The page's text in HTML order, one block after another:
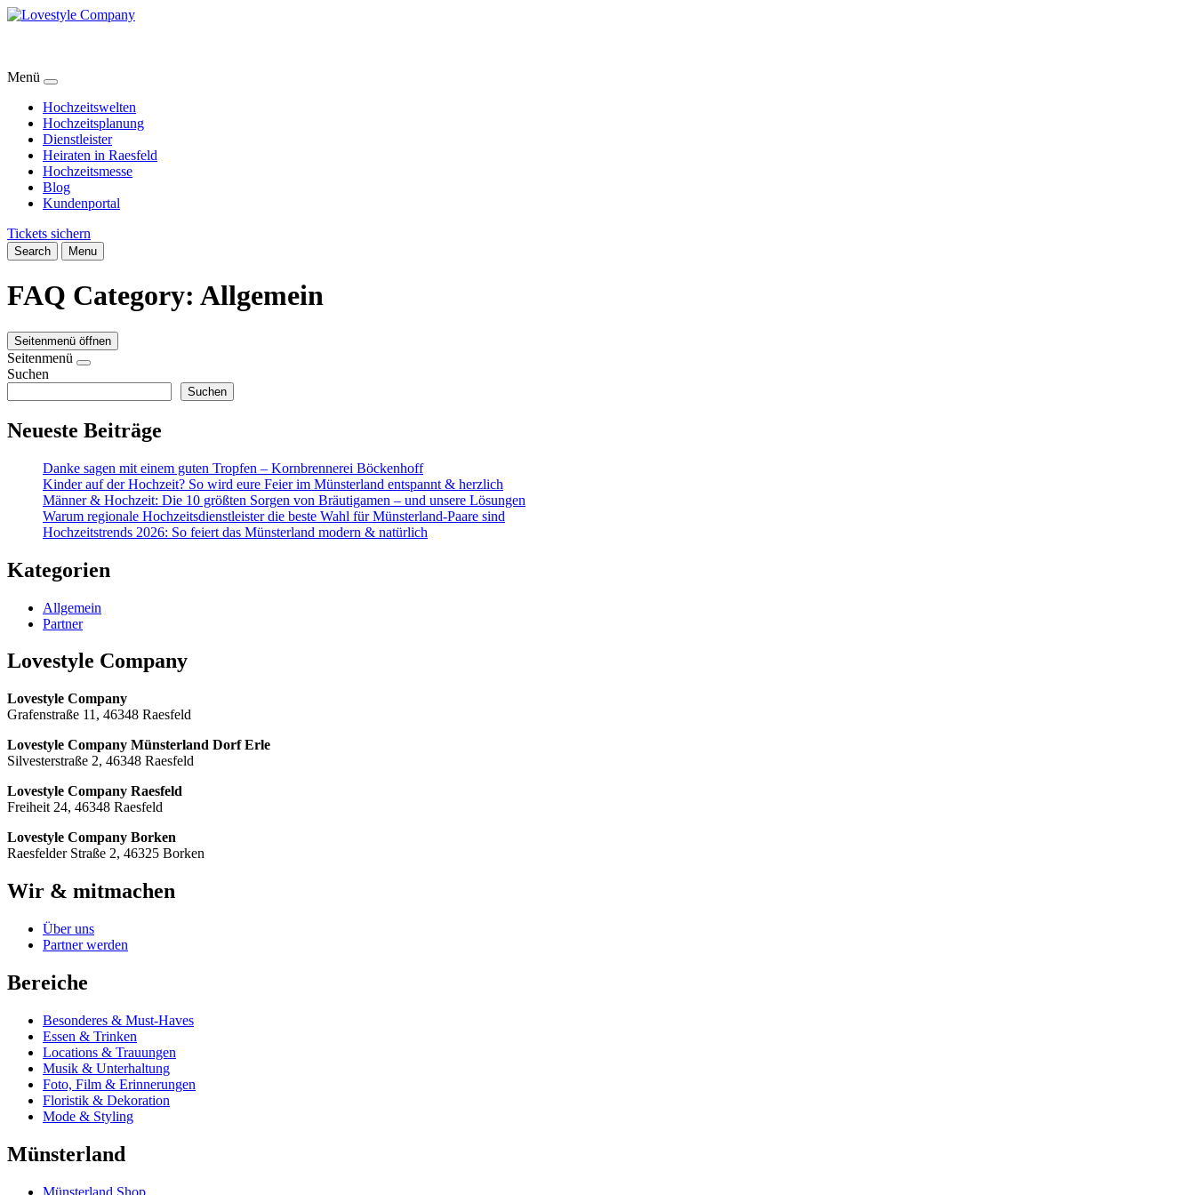
Menü
Hochzeitswelten
Hochzeitsplanung
Dienstleister
Heiraten in Raesfeld
Hochzeitsmesse
Blog
Kundenportal
Tickets sichern
Search Menu
FAQ Category: Allgemein
Seitenmenü öffnen
Seitenmenü
Suchen
Suchen
Neueste Beiträge
Danke sagen mit einem guten Tropfen – Kornbrennerei Böckenhoff
Kinder auf der Hochzeit? So wird eure Feier im Münsterland entspannt & herzlich
Männer & Hochzeit: Die 10 größten Sorgen von Bräutigamen – und unsere Lösungen
Warum regionale Hochzeitsdienstleister die beste Wahl für Münsterland-Paare sind
Hochzeitstrends 2026: So feiert das Münsterland modern & natürlich
Kategorien
Allgemein
Partner
Lovestyle Company
Lovestyle Company
Grafenstraße 11, 46348 Raesfeld
Lovestyle Company Münsterland Dorf Erle
Silvesterstraße 2, 46348 Raesfeld
Lovestyle Company Raesfeld
Freiheit 24, 46348 Raesfeld
Lovestyle Company Borken
Raesfelder Straße 2, 46325 Borken
Wir & mitmachen
Über uns
Partner werden
Bereiche
Besonderes & Must-Haves
Essen & Trinken
Locations & Trauungen
Musik & Unterhaltung
Foto, Film & Erinnerungen
Floristik & Dekoration
Mode & Styling
Münsterland
Münsterland Shop